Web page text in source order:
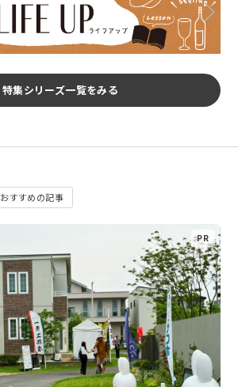
特集シリーズ一覧をみる
おすすめの記事